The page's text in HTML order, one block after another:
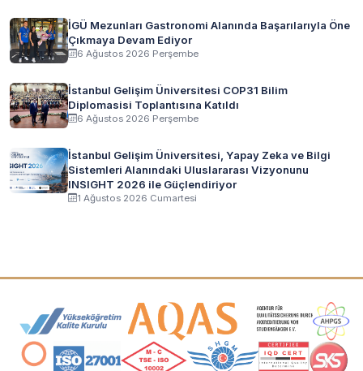
İGÜ Mezunları Gastronomi Alanında Başarılarıyla Öne
Çıkmaya Devam Ediyor
6 Ağustos 2026 Perşembe
İstanbul Gelişim Üniversitesi COP31 Bilim
Diplomasisi Toplantısına Katıldı
6 Ağustos 2026 Perşembe
İstanbul Gelişim Üniversitesi, Yapay Zeka ve Bilgi
Sistemleri Alanındaki Uluslararası Vizyonunu
INSIGHT 2026 ile Güçlendiriyor
1 Ağustos 2026 Cumartesi
Akreditasyon ve Üyelik Logoları